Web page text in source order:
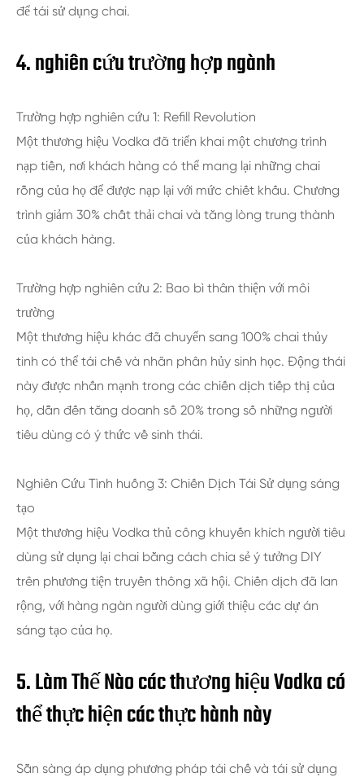
để tái sử dụng chai.
4. nghiên cứu trường hợp ngành
Trường hợp nghiên cứu 1: Refill Revolution
Một thương hiệu Vodka đã triển khai một chương trình
nạp tiền, nơi khách hàng có thể mang lại những chai
rỗng của họ để được nạp lại với mức chiết khấu. Chương
trình giảm 30% chất thải chai và tăng lòng trung thành
của khách hàng.
Trường hợp nghiên cứu 2: Bao bì thân thiện với môi
trường
Một thương hiệu khác đã chuyển sang 100% chai thủy
tinh có thể tái chế và nhãn phân hủy sinh học. Động thái
này được nhấn mạnh trong các chiến dịch tiếp thị của
họ, dẫn đến tăng doanh số 20% trong số những người
tiêu dùng có ý thức về sinh thái.
Nghiên Cứu Tình huống 3: Chiến Dịch Tái Sử dụng sáng
tạo
Một thương hiệu Vodka thủ công khuyến khích người tiêu
dùng sử dụng lại chai bằng cách chia sẻ ý tưởng DIY
trên phương tiện truyền thông xã hội. Chiến dịch đã lan
rộng, với hàng ngàn người dùng giới thiệu các dự án
sáng tạo của họ.
5. Làm Thế Nào các thương hiệu Vodka có
thể thực hiện các thực hành này
Sẵn sàng áp dụng phương pháp tái chế và tái sử dụng